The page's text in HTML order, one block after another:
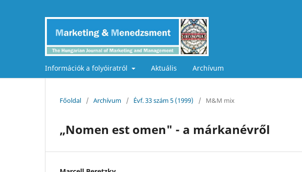
Információk a folyóiratról Aktuális Archívum
Főoldal / Archívum / Évf. 33 szám 5 (1999) / M&M mix
„Nomen est omen" - a márkanévről